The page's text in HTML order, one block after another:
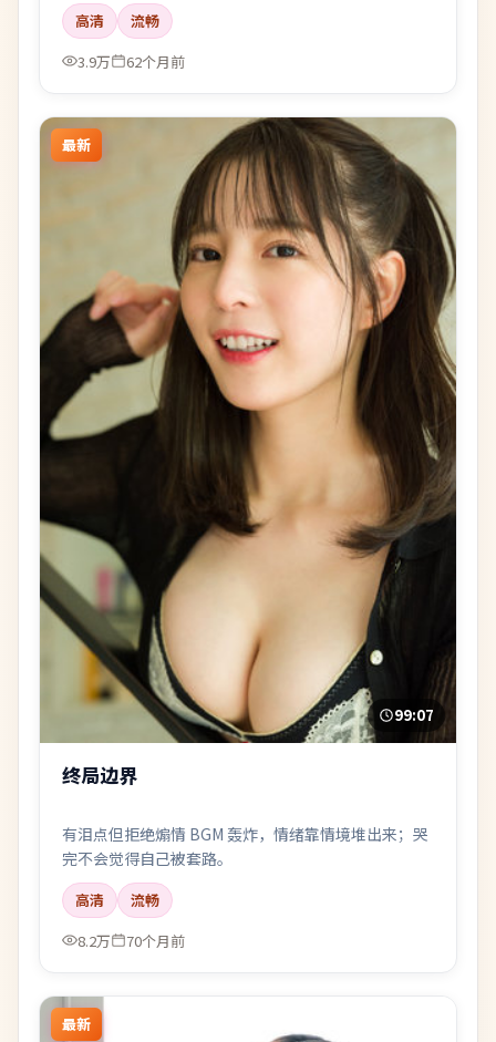
高清
流畅
3.9万
62个月前
最新
99:07
终局边界
有泪点但拒绝煽情 BGM 轰炸，情绪靠情境堆出来；哭
完不会觉得自己被套路。
高清
流畅
8.2万
70个月前
最新